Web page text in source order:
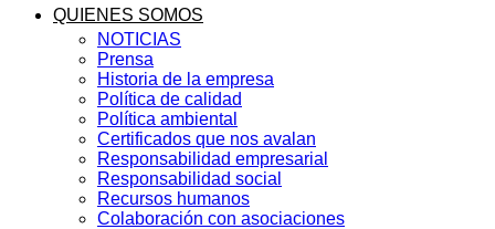
QUIENES SOMOS
NOTICIAS
Prensa
Historia de la empresa
Política de calidad
Política ambiental
Certificados que nos avalan
Responsabilidad empresarial
Responsabilidad social
Recursos humanos
Colaboración con asociaciones